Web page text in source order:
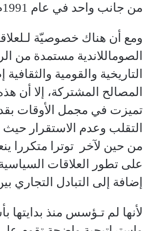
من جانب واحد في عام 1991م.
ومع أن هناك خصوصيّة
الصوماللاندية مستمدة من
التاريخية والقومية
المصالح المشتركة، إلا أن
تميزت في مجمل الأوقات
التقلب وعدم الاستقرار
من حين لآخر توترا متكررا
على تطور العلاقات السياسية
إضافة إلى التبادل التجاري
لأنها لم تـؤسس منذ